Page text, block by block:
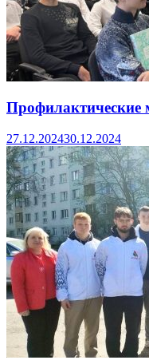
Профилактические
27.12.202430.12.2024